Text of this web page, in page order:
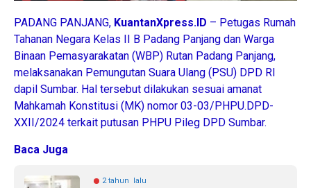
PADANG PANJANG, KuantanXpress.ID – Petugas Rumah
Tahanan Negara Kelas II B Padang Panjang dan Warga
Binaan Pemasyarakatan (WBP) Rutan Padang Panjang,
melaksanakan Pemungutan Suara Ulang (PSU) DPD RI
dapil Sumbar. Hal tersebut dilakukan sesuai amanat
Mahkamah Konstitusi (MK) nomor 03-03/PHPU.DPD-
XXII/2024 terkait putusan PHPU Pileg DPD Sumbar.
Baca Juga
2 tahun lalu